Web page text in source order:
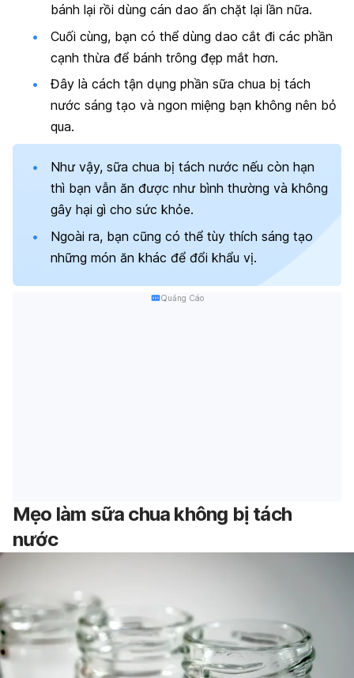
bánh lại rồi dùng cán dao ấn chặt lại lần nữa.
Cuối cùng, bạn có thể dùng dao cắt đi các phần
cạnh thừa để bánh trông đẹp mắt hơn.
Đây là cách tận dụng phần sữa chua bị tách
nước sáng tạo và ngon miệng bạn không nên bỏ
qua.
Như vậy, sữa chua bị tách nước nếu còn hạn
thì bạn vẫn ăn được như bình thường và không
gây hại gì cho sức khỏe.
Ngoài ra, bạn cũng có thể tùy thích sáng tạo
những món ăn khác để đổi khẩu vị.
Quảng Cáo
Mẹo làm sữa chua không bị tách
nước